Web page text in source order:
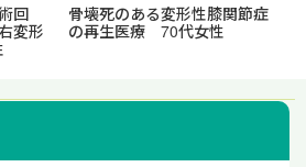
回
変形
骨壊死のある変形性膝関節症
の再生医療 70代女性